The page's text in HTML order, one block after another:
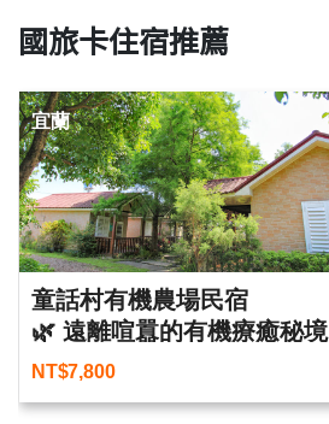
國旅卡住宿推薦
宜蘭
童話村有機農場民宿
🌿 遠離喧囂的有機療癒秘境
NT$7,800